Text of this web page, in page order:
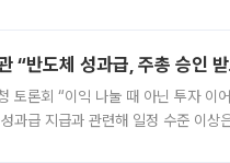
“반도체 성과급, 주총 승인
토론회 “이익 나눌 때 아닌 투자 이
과급 지급과 관련해 일정 수준 이상